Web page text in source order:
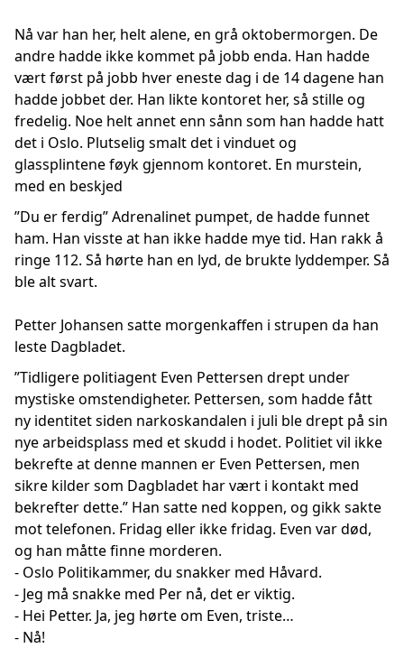
Nå var han her, helt alene, en grå oktobermorgen. De
andre hadde ikke kommet på jobb enda. Han hadde
vært først på jobb hver eneste dag i de 14 dagene han
hadde jobbet der. Han likte kontoret her, så stille og
fredelig. Noe helt annet enn sånn som han hadde hatt
det i Oslo. Plutselig smalt det i vinduet og
glassplintene føyk gjennom kontoret. En murstein,
med en beskjed
”Du er ferdig” Adrenalinet pumpet, de hadde funnet
ham. Han visste at han ikke hadde mye tid. Han rakk å
ringe 112. Så hørte han en lyd, de brukte lyddemper. Så
ble alt svart.
Petter Johansen satte morgenkaffen i strupen da han
leste Dagbladet.
”Tidligere politiagent Even Pettersen drept under
mystiske omstendigheter. Pettersen, som hadde fått
ny identitet siden narkoskandalen i juli ble drept på sin
nye arbeidsplass med et skudd i hodet. Politiet vil ikke
bekrefte at denne mannen er Even Pettersen, men
sikre kilder som Dagbladet har vært i kontakt med
bekrefter dette.” Han satte ned koppen, og gikk sakte
mot telefonen. Fridag eller ikke fridag. Even var død,
og han måtte finne morderen.
- Oslo Politikammer, du snakker med Håvard.
- Jeg må snakke med Per nå, det er viktig.
- Hei Petter. Ja, jeg hørte om Even, triste…
- Nå!